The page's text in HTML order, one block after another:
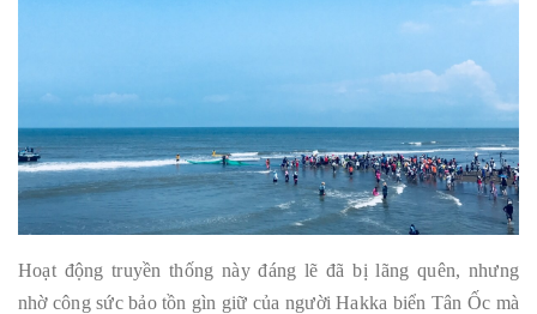
Hoạt động truyền thống này đáng lẽ đã bị lãng quên, nhưng
nhờ công sức bảo tồn gìn giữ của người Hakka biển Tân Ốc mà